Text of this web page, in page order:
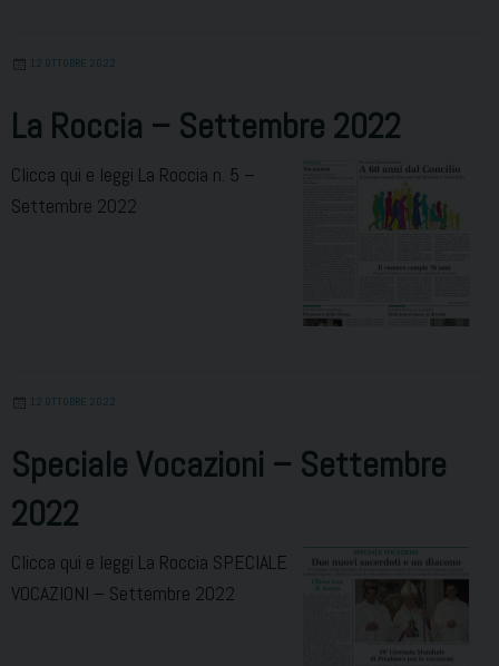
12 OTTOBRE 2022
La Roccia – Settembre 2022
Clicca qui e leggi La Roccia n. 5 –
Settembre 2022
12 OTTOBRE 2022
Speciale Vocazioni – Settembre
2022
Clicca qui e leggi La Roccia SPECIALE
VOCAZIONI – Settembre 2022